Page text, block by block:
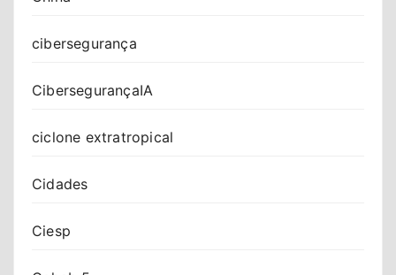
cibersegurança
CibersegurançaIA
ciclone extratropical
Cidades
Ciesp